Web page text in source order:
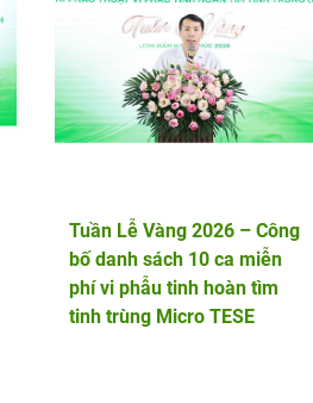
Tuần Lễ Vàng 2026 – Công
bố danh sách 10 ca miễn
phí vi phẫu tinh hoàn tìm
tinh trùng Micro TESE